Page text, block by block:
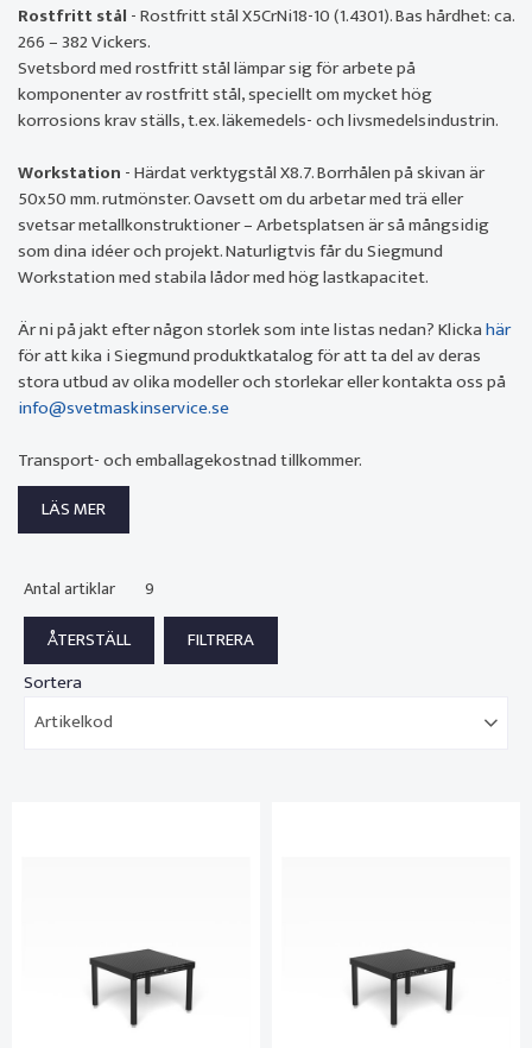
Rostfritt stål - Rostfritt stål X5CrNi18-10 (1.4301). Bas hårdhet: ca.
266 – 382 Vickers.
Svetsbord med rostfritt stål lämpar sig för arbete på
komponenter av rostfritt stål, speciellt om mycket hög
korrosions krav ställs, t.ex. läkemedels- och livsmedelsindustrin.
Workstation - Härdat verktygstål X8.7. Borrhålen på skivan är
50x50 mm. rutmönster. Oavsett om du arbetar med trä eller
svetsar metallkonstruktioner – Arbetsplatsen är så mångsidig
som dina idéer och projekt. Naturligtvis får du Siegmund
Workstation med stabila lådor med hög lastkapacitet.
Är ni på jakt efter någon storlek som inte listas nedan? Klickahär
för att kika i Siegmund produktkatalog för att ta del av deras
stora utbud av olika modeller och storlekar eller kontakta oss på
info@svetmaskinservice.se
Transport- och emballagekostnad tillkommer.
LÄS MER
Antal artiklar 9
Sortera
Artikelkod